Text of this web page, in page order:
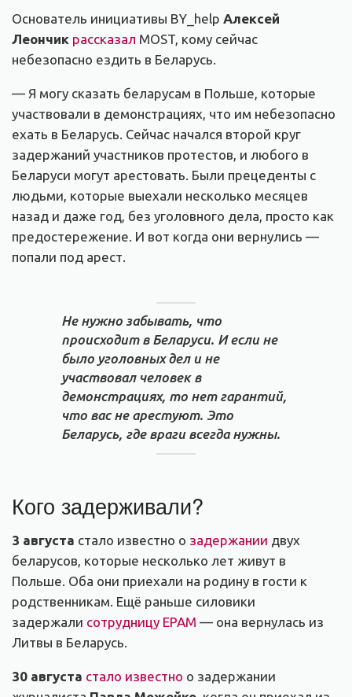
Основатель инициативы BY_help Алексей
Леончик рассказал MOST, кому сейчас
небезопасно ездить в Беларусь.
— Я могу сказать беларусам в Польше, которые
участвовали в демонстрациях, что им небезопасно
ехать в Беларусь. Сейчас начался второй круг
задержаний участников протестов, и любого в
Беларуси могут арестовать. Были прецеденты с
людьми, которые выехали несколько месяцев
назад и даже год, без уголовного дела, просто как
предостережение. И вот когда они вернулись —
попали под арест.
Не нужно забывать, что
происходит в Беларуси. И если не
было уголовных дел и не
участвовал человек в
демонстрациях, то нет гарантий,
что вас не арестуют. Это
Беларусь, где враги всегда нужны.
Кого задерживали?
3 августа стало известно о задержании двух
беларусов, которые несколько лет живут в
Польше. Оба они приехали на родину в гости к
родственникам. Ещё раньше силовики
задержали сотрудницу EPAM — она вернулась из
Литвы в Беларусь.
30 августа стало известно о задержании